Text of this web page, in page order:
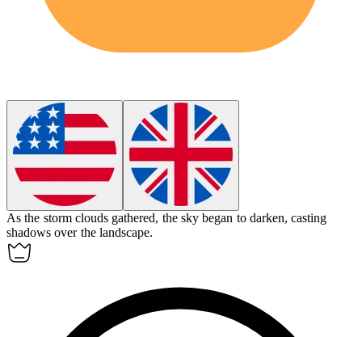
As the storm clouds gathered, the sky began to darken, casting
shadows over the landscape.